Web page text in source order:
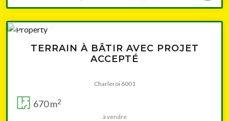
76 000 €
TERRAIN À BÂTIR AVEC PROJET
ACCEPTÉ
Charleroi 6001
670 m2
à vendre